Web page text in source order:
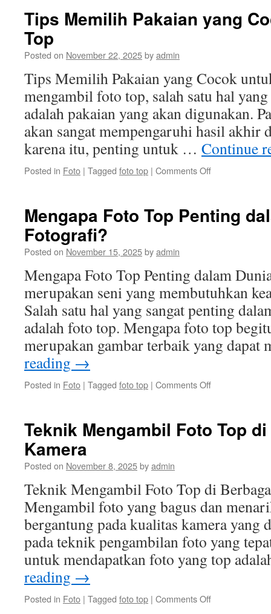
dan
Tips Memilih Pakaian yang
Top
Posted on November 22, 2025byadmin
Tips Memilih Pakaian yang Cocok
mengambil foto top, salah satu hal
adalah pakaian yang akan digunakan.
akan sangat mempengaruhi hasil akhir
karena itu, penting untuk … Continue
Posted in Foto | Tagged foto top | Comments Offon
yang
Mengapa Foto Top Penting
Fotografi?
Posted on November 15, 2025byadmin
Mengapa Foto Top Penting dalam
merupakan seni yang membutuhkan
Salah satu hal yang sangat penting
adalah foto top. Mengapa foto top
merupakan gambar terbaik yang
reading →
Posted in Foto | Tagged foto top | Comments Offon
Penting
Teknik Mengambil Foto Top
Kamera
Posted on November 8, 2025byadmin
Teknik Mengambil Foto Top di
Mengambil foto yang bagus dan
bergantung pada kualitas kamera yang
pada teknik pengambilan foto yang
untuk mendapatkan foto yang top
reading →
Posted in Foto | Tagged foto top | Comments Offon